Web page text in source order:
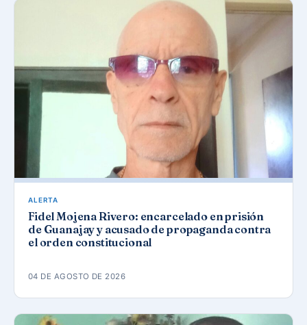
ALERTA
Fidel Mojena Rivero: encarcelado en prisión
de Guanajay y acusado de propaganda contra
el orden constitucional
04 DE AGOSTO DE 2026